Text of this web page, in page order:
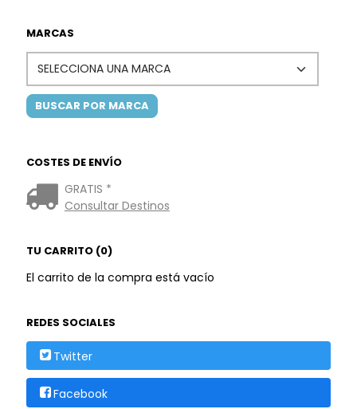
MARCAS
COSTES DE ENVÍO
GRATIS *
Consultar Destinos
TU CARRITO (0)
El carrito de la compra está vacío
REDES SOCIALES
Twitter
Facebook